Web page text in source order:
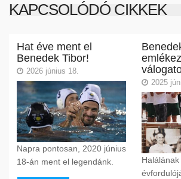
KAPCSOLÓDÓ CIKKEK
Hat éve ment el
Benedek Tibor!
2026 június 18.
Napra pontosan, 2020 június
18-án ment el legendánk.
2025